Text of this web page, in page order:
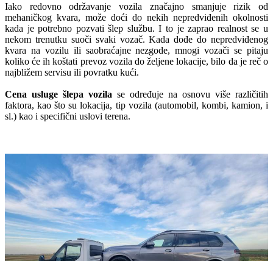
Iako redovno održavanje vozila značajno smanjuje rizik od
mehaničkog kvara, može doći do nekih nepredviđenih okolnosti
kada je potrebno pozvati šlep službu. I to je zaprao realnost se u
nekom trenutku suoči svaki vozač. Kada dođe do nepredviđenog
kvara na vozilu ili saobraćajne nezgode, mnogi vozači se pitaju
koliko će ih koštati prevoz vozila do željene lokacije, bilo da je reč o
najbližem servisu ili povratku kući.
Cena usluge šlepa vozila se određuje na osnovu više različitih
faktora, kao što su lokacija, tip vozila (automobil, kombi, kamion, i
sl.) kao i specifični uslovi terena.